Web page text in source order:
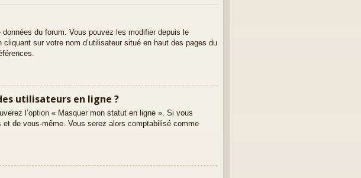
du forum. Vous pouvez les modifier depuis le
sur votre nom d’utilisateur situé en haut des pages du
utilisateurs en ligne ?
l’option « Masquer mon statut en ligne ». Si vous
de vous-même. Vous serez alors comptabilisé comme